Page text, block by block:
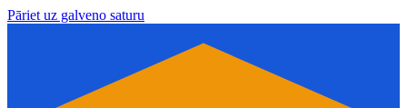
Pāriet uz galveno saturu